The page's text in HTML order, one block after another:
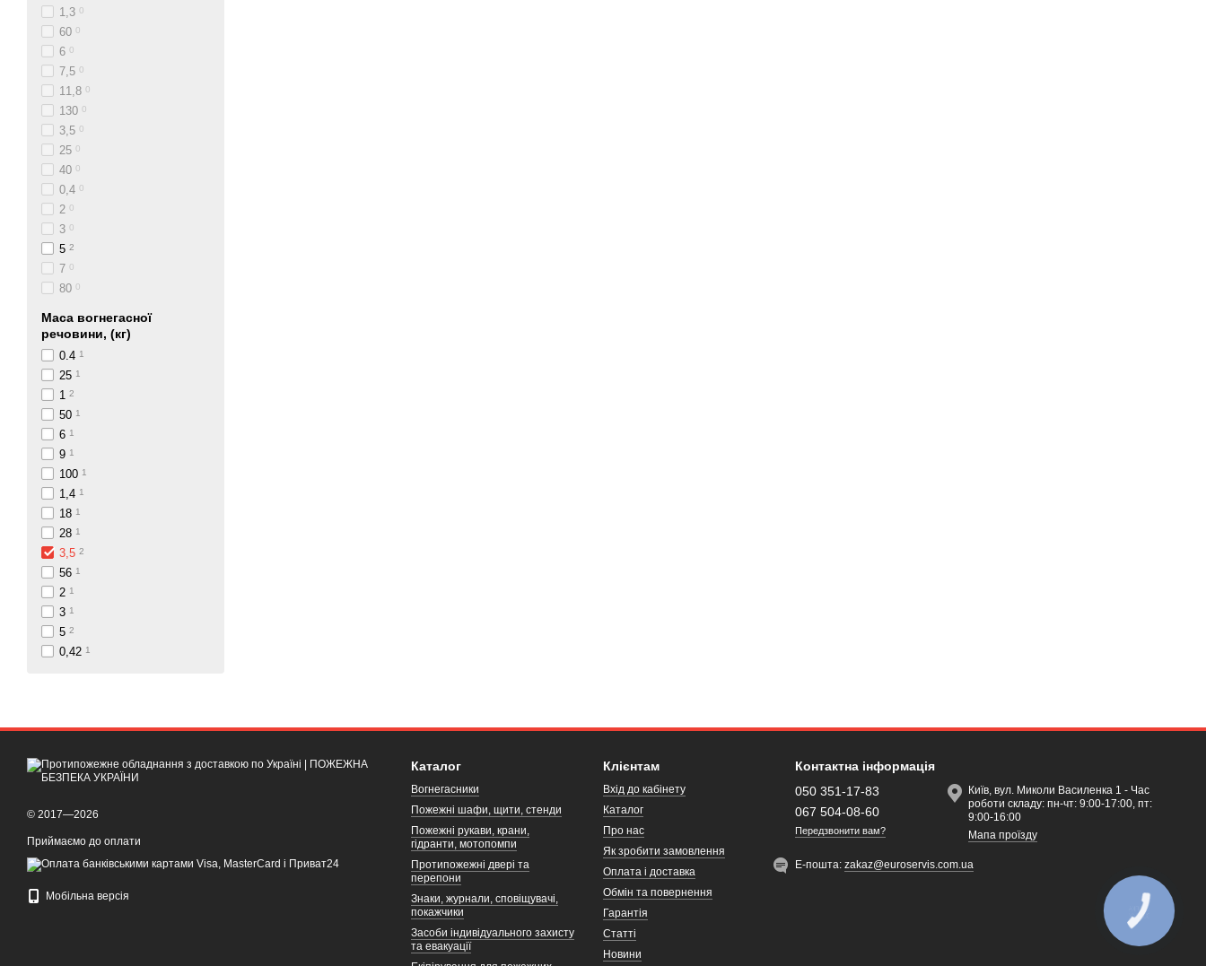
1,3 0
60 0
6 0
7,5 0
11,8 0
130 0
3,5 0
25 0
40 0
0,4 0
2 0
3 0
5 2
7 0
80 0
Маса вогнегасної
речовини, (кг)
0.4 1
25 1
1 2
50 1
6 1
9 1
100 1
1,4 1
18 1
28 1
3,5 2
56 1
2 1
3 1
5 2
0,42 1
© 2017—2026
Приймаємо до оплати
Мобільна версія
Каталог
Вогнегасники
Пожежні шафи, щити, стенди
Пожежні рукави, крани,
гідранти, мотопомпи
Протипожежні двері та
перепони
Знаки, журнали, сповіщувачі,
покажчики
Засоби індивідуального захисту
та евакуації
Клієнтам
Вхід до кабінету
Каталог
Про нас
Як зробити замовлення
Оплата і доставка
Обмін та повернення
Гарантія
Статті
Новини
Контактна інформація
050 351-17-83
067 504-08-60
Передзвонити вам?
Київ, вул. Миколи Василенка 1 - Час
роботи складу: пн-чт: 9:00-17:00, пт:
9:00-16:00
Мапа проїзду
Е-пошта:zakaz@euroservis.com.ua
КНОПКА
ЗВ'ЯЗКУ